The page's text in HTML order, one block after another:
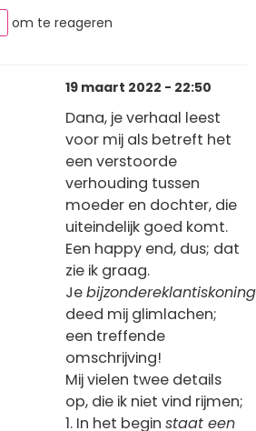
om te reageren
19 maart 2022 - 22:50
Dana, je verhaal leest
voor mij als betreft het
een verstoorde
verhouding tussen
moeder en dochter, die
uiteindelijk goed komt.
Een happy end, dus; dat
zie ik graag.
Je
deed mij glimlachen;
een treffende
omschrijving!
Mij vielen twee details
op, die ik niet vind rijmen;
1. In het begin staat een